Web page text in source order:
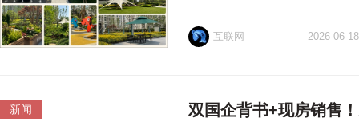
互联网 2026-06-18
新闻 双国企背书+现房销售